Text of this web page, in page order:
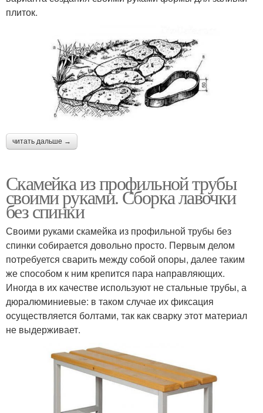
плиток.
читать дальше →
Скамейка из профильной трубы
своими руками. Сборка лавочки
без спинки
Своими руками скамейка из профильной трубы без
спинки собирается довольно просто. Первым делом
потребуется сварить между собой опоры, далее таким
же способом к ним крепится пара направляющих.
Иногда в их качестве используют не стальные трубы, а
дюралюминиевые: в таком случае их фиксация
осуществляется болтами, так как сварку этот материал
не выдерживает.